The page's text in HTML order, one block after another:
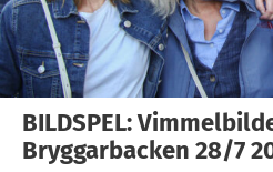
BILDSPEL:
Bryggarbacken 28/7